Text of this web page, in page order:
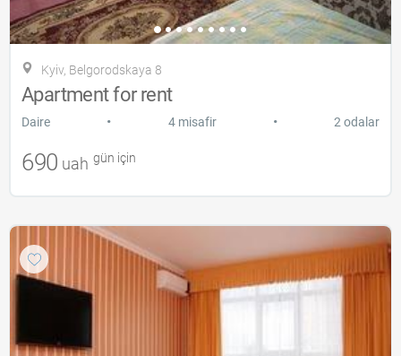
Kyiv, Belgorodskaya 8
Apartment for rent
Daire • 4 misafir • 2 odalar
690 uah gün için